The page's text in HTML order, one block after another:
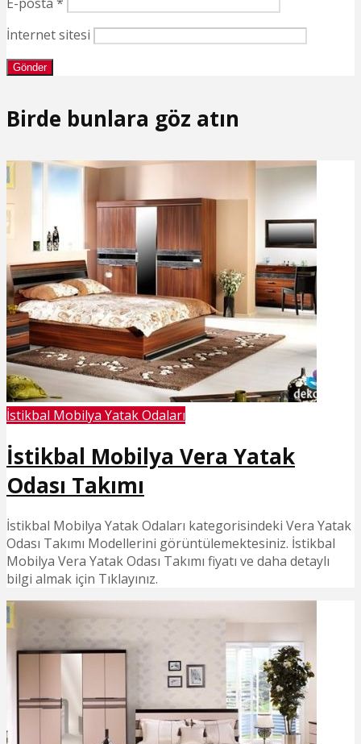
İnternet sitesi
Birde bunlara göz atın
İstikbal Mobilya Yatak Odaları
İstikbal Mobilya Vera Yatak
Odası Takımı
İstikbal Mobilya Yatak Odaları kategorisindeki Vera Yatak
Odası Takımı Modellerini görüntülemektesiniz. İstikbal
Mobilya Vera Yatak Odası Takımı fiyatı ve daha detaylı
bilgi almak için Tıklayınız.